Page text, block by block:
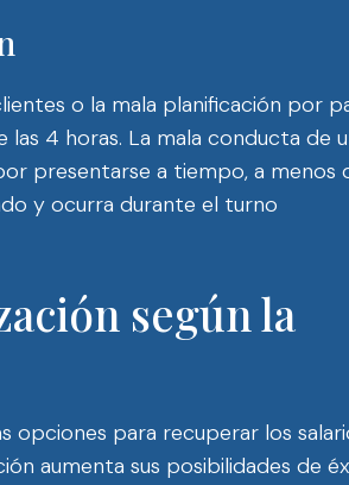
o la mala planificación por
4 horas. La mala conducta de
presentarse a tiempo, a menos
y ocurra durante el turno
según la
opciones para recuperar los
aumenta sus posibilidades de